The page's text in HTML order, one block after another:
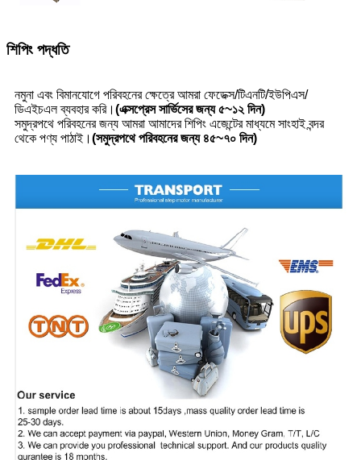
শিপিং পদ্ধতি
নমুনা এবং বিমানযোগে পরিবহনের ক্ষেত্রে আমরা ফেডেক্স/টিএনটি/ইউপিএস/
ডিএইচএল ব্যবহার করি। (এক্সপ্রেস সার্ভিসের জন্য ৫~১২ দিন)
সমুদ্রপথে পরিবহনের জন্য আমরা আমাদের শিপিং এজেন্টের মাধ্যমে সাংহাই বন্দর
থেকে পণ্য পাঠাই। (সমুদ্রপথে পরিবহনের জন্য ৪৫~৭০ দিন)